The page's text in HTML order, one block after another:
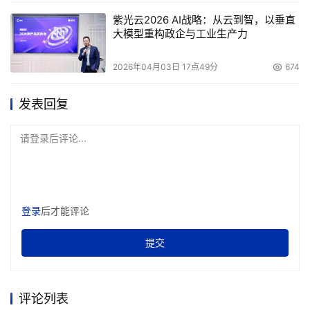
紫光云2026 AI战略：从云到智，以垂直
大模型重构政企与工业生产力
2026年04月03日 17点49分 674
发表回复
请登录后评论...
登录后才能评论
提交
评论列表